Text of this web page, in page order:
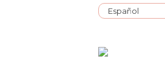
Español